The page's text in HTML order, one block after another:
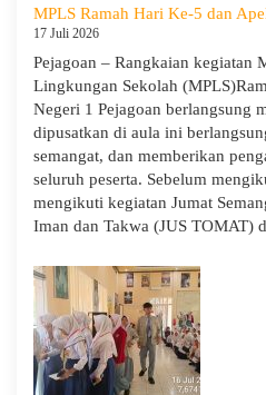
MPLS Ramah Hari Ke-5 dan
17 Juli 2026
Pejagoan – Rangkaian kegiatan
Lingkungan Sekolah
Negeri 1 Pejagoan berlangsung
dipusatkan di aula ini
semangat, dan memberikan
seluruh peserta. Sebelum
mengikuti kegiatan Jumat
Iman dan Takwa (JUS TOMAT)